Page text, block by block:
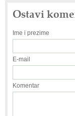
Ostavi
Ime i prezime
E-mail
Komentar